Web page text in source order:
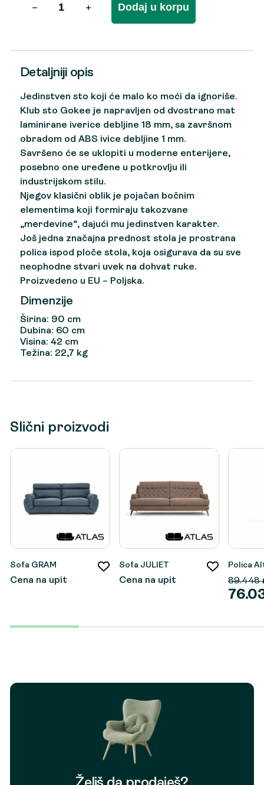
Dodaj u korpu
Detaljniji opis
Jedinstven sto koji će malo ko moći da ignoriše.
Klub sto Gokee je napravljen od dvostrano mat
laminirane iverice debljine 18 mm, sa završnom
obradom od ABS ivice debljine 1 mm.
Savršeno će se uklopiti u moderne enterijere,
posebno one uređene u potkrovlju ili
industrijskom stilu.
Njegov klasični oblik je pojačan bočnim
elementima koji formiraju takozvane
„merdevine“, dajući mu jedinstven karakter.
Još jedna značajna prednost stola je prostrana
polica ispod ploče stola, koja osigurava da su sve
neophodne stvari uvek na dohvat ruke.
Proizvedeno u EU – Poljska.
Dimenzije
Širina: 90 cm
Dubina: 60 cm
Visina: 42 cm
Težina: 22,7 kg
Slični proizvodi
Sofa GRAM
Cena na upit
Sofa JULIET
Cena na upit
Polica
89.448
je
je: